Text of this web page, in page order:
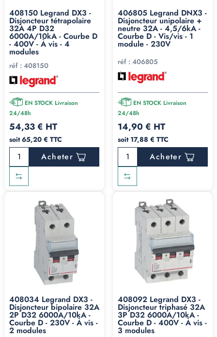
408150 Legrand DX3 -
Disjoncteur tétrapolaire
32A 4P D32
6000A/10kA - Courbe D
- 400V - À vis - 4
modules
réf : 408150
EN STOCK Livraison
24/48h
54,33 € HT
soit 65,20 € TTC
Acheter
406805 Legrand DNX3 -
Disjoncteur unipolaire +
neutre 32A - 4,5/6kA -
Courbe D - Vis/vis - 1
module - 230V
réf : 406805
EN STOCK Livraison
24/48h
14,90 € HT
soit 17,88 € TTC
Acheter
408034 Legrand DX3 -
Disjoncteur bipolaire 32A
2P D32 6000A/10kA -
Courbe D - 230V - À vis -
2 modules
408092 Legrand DX3 -
Disjoncteur triphasé 32A
3P D32 6000A/10kA -
Courbe D - 400V - À vis -
3 modules